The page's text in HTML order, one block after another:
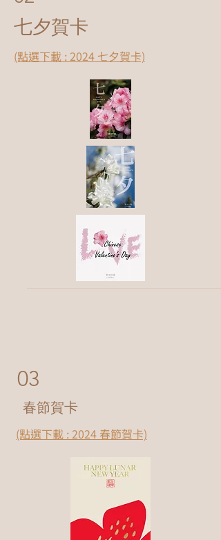
七夕賀卡
(點選下載 : 2024 七夕賀卡)
03
春節賀卡
(點選下載 : 2024 春節賀卡)